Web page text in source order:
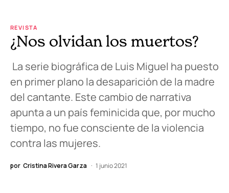
REVISTA
¿Nos olvidan los muertos?
La serie biográfica de Luis Miguel ha puesto
en primer plano la desaparición de la madre
del cantante. Este cambio de narrativa
apunta a un país feminicida que, por mucho
tiempo, no fue consciente de la violencia
contra las mujeres.
por Cristina Rivera Garza 1 junio 2021